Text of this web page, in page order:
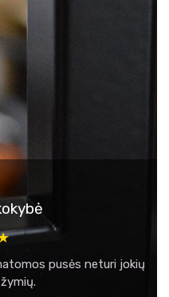
pusės neturi jokių